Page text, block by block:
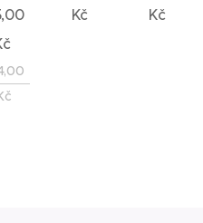
Kč
Kč